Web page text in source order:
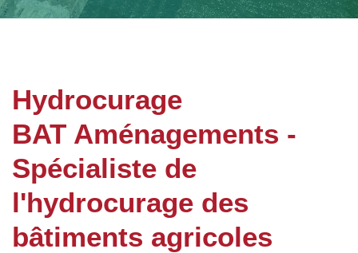
Hydrocurage
BAT Aménagements -
Spécialiste de
l'hydrocurage des
bâtiments agricoles